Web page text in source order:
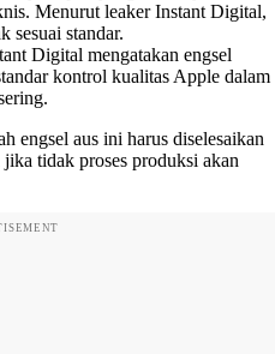
Menurut leaker Instant Digital,
sesuai standar.
Digital mengatakan engsel
kontrol kualitas Apple dalam
engsel aus ini harus diselesaikan
tidak proses produksi akan